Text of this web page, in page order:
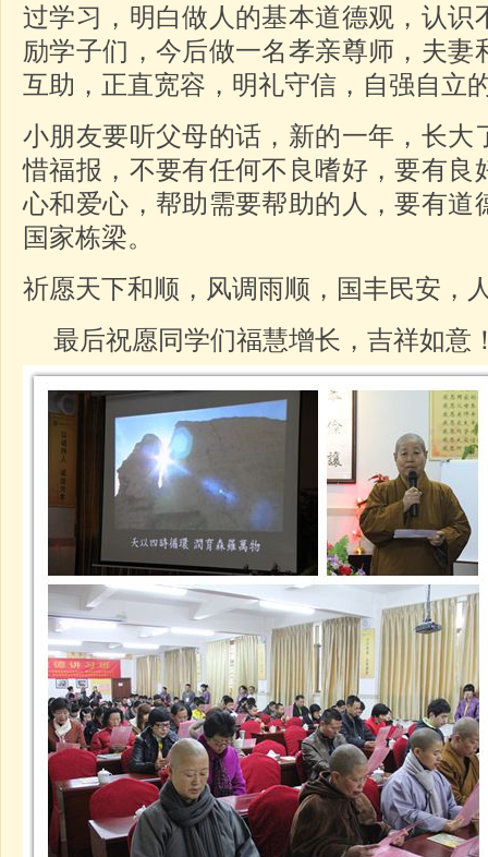
过学习，明白做人的基本道德观，认识
励学子们，今后做一名孝亲尊师，夫妻
互助，正直宽容，明礼守信，自强自立
小朋友要听父母的话，新的一年，长大
惜福报，不要有任何不良嗜好，要有良
心和爱心，帮助需要帮助的人，要有道
国家栋梁。
祈愿天下和顺，风调雨顺，国丰民安，
最后祝愿同学们福慧增长，吉祥如意